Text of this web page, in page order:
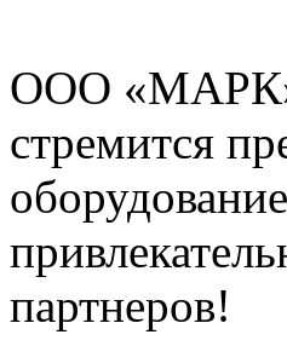
ООО «МАРК»
стремится
партнеров!